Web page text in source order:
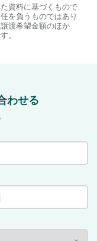
資料に基づくもので
を負うものではあり
渡希望金額のほか
。